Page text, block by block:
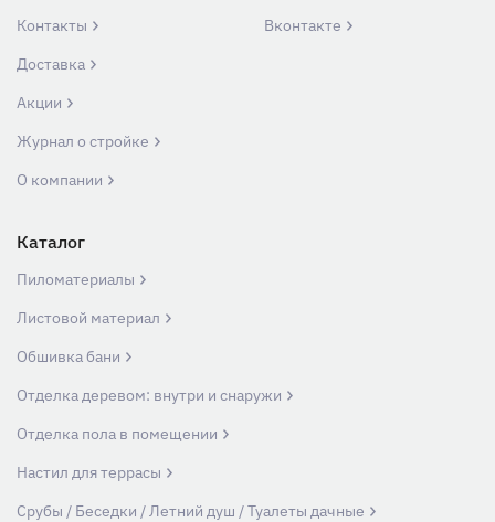
Контакты
Доставка
Акции
Журнал о стройке
О компании
Вконтакте
Каталог
Пиломатериалы
Листовой материал
Обшивка бани
Отделка деревом: внутри и снаружи
Отделка пола в помещении
Настил для террасы
Срубы / Беседки / Летний душ / Туалеты дачные